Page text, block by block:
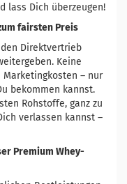
lass Dich überzeugen!
fairsten Preis
Direktvertrieb
Keine
– nur
bekommen kannst.
Rohstoffe, ganz zu
verlassen kannst –
Premium Whey-